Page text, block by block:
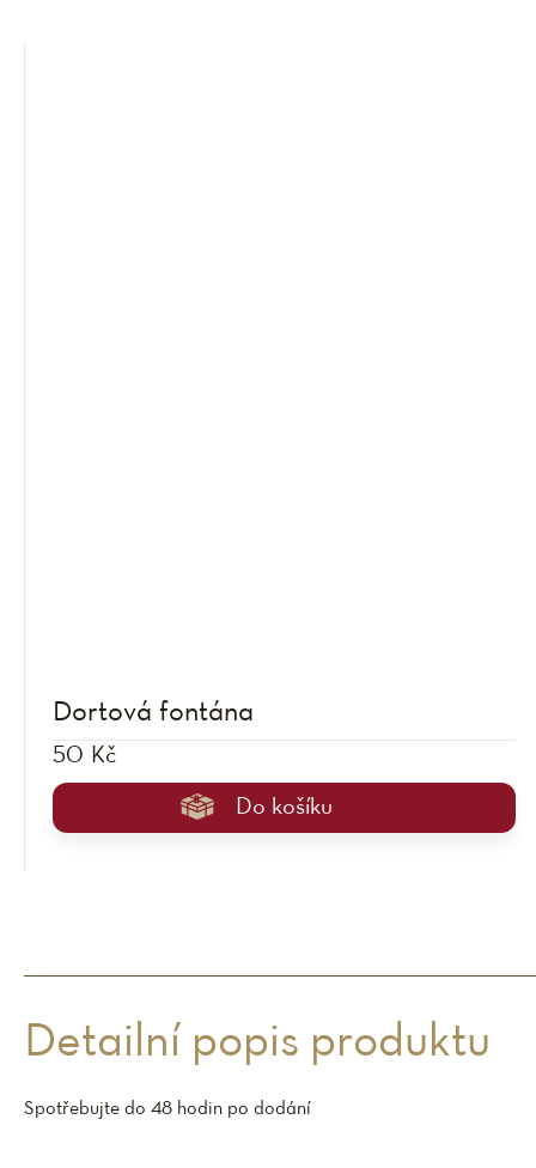
Dortová fontána
50 Kč
Do košíku
Detailní popis produktu
Spotřebujte do 48 hodin po dodání